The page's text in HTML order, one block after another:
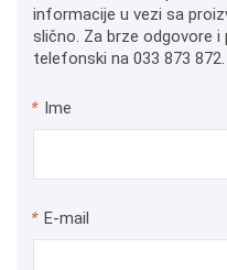
informacije u vezi sa
slično. Za brze odgovore
telefonski na 033 873 872.
* Ime
* E-mail